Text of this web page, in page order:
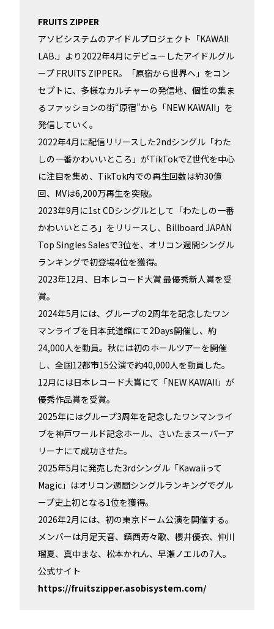
FRUITS ZIPPER
アソビシステムのアイドルプロジェクト「KAWAII
LAB.」より2022年4月にデビューしたアイドルグル
ープ FRUITS ZIPPER。「原宿から世界へ」をコン
セプトに、多様なカルチャーの発信地、個性の集ま
るファッションの街“原宿”から「NEW KAWAII」を
発信していく。
2022年4月に配信リリースした2ndシングル「わた
しの一番かわいいところ」がTikTokでZ世代を中心
に注目を集め、TikTok内での再生回数は約30億
回、MVは6,200万再生を突破。
2023年9月に1st CDシングルとして「わたしの一番
かわいいところ」をリリースし、Billboard JAPAN
Top Singles Salesで3位を、オリコン週間シングル
ランキングで初登場4位を獲得。
2023年12月、日本レコード大賞 最優秀新人賞を受
賞。
2024年5月には、グループの2周年を記念したワン
マンライブを日本武道館にて2Days開催し、約
24,000人を動員。秋には初のホールツアーを開催
し、全国12都市15公演で約40,000人を動員した。
12月には日本レコード大賞にて「NEW KAWAII」が
優秀作品賞を受賞。
2025年にはグループ3周年を記念したワンマンライ
ブを神戸ワールド記念ホール、さいたまスーパーア
リーナにて成功させた。
2025年5月に発売した3rdシングル「Kawaiiって
Magic」はオリコン週間シングルランキングでグル
ープ史上初となる1位を獲得。
2026年2月には、初の東京ドーム公演を開催する。
メンバーは月足天音、鎮西寿々歌、櫻井優衣、仲川
瑠夏、真中まな、松本かれん、早瀬ノエルの7人。
公式サイト
https://fruitszipper.asobisystem.com/